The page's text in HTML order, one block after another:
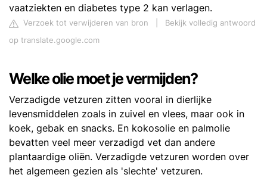
vaatziekten en diabetes type 2 kan verlagen.
Verzoek tot verwijderen van bron
Bekijk volledig antwoord
op translate.google.com
Welke olie moet je vermijden?
Verzadigde vetzuren zitten vooral in dierlijke
levensmiddelen zoals in zuivel en vlees, maar ook in
koek, gebak en snacks. En kokosolie en palmolie
bevatten veel meer verzadigd vet dan andere
plantaardige oliën. Verzadigde vetzuren worden over
het algemeen gezien als 'slechte' vetzuren.